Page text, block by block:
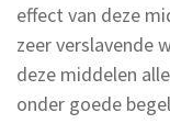
effect van deze
zeer verslavende
deze middelen
onder goede